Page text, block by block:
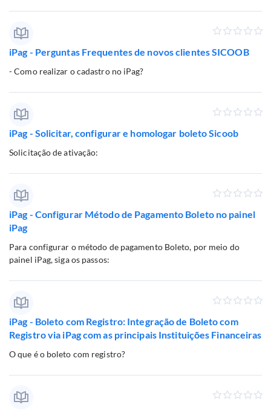
iPag - Perguntas Frequentes de novos clientes SICOOB
- Como realizar o cadastro no iPag?
iPag - Solicitar, configurar e homologar boleto Sicoob
Solicitação de ativação:
iPag - Configurar Método de Pagamento Boleto no painel
iPag
Para configurar o método de pagamento Boleto, por meio do
painel iPag, siga os passos:
iPag - Boleto com Registro: Integração de Boleto com
Registro via iPag com as principais Instituições Financeiras
O que é o boleto com registro?